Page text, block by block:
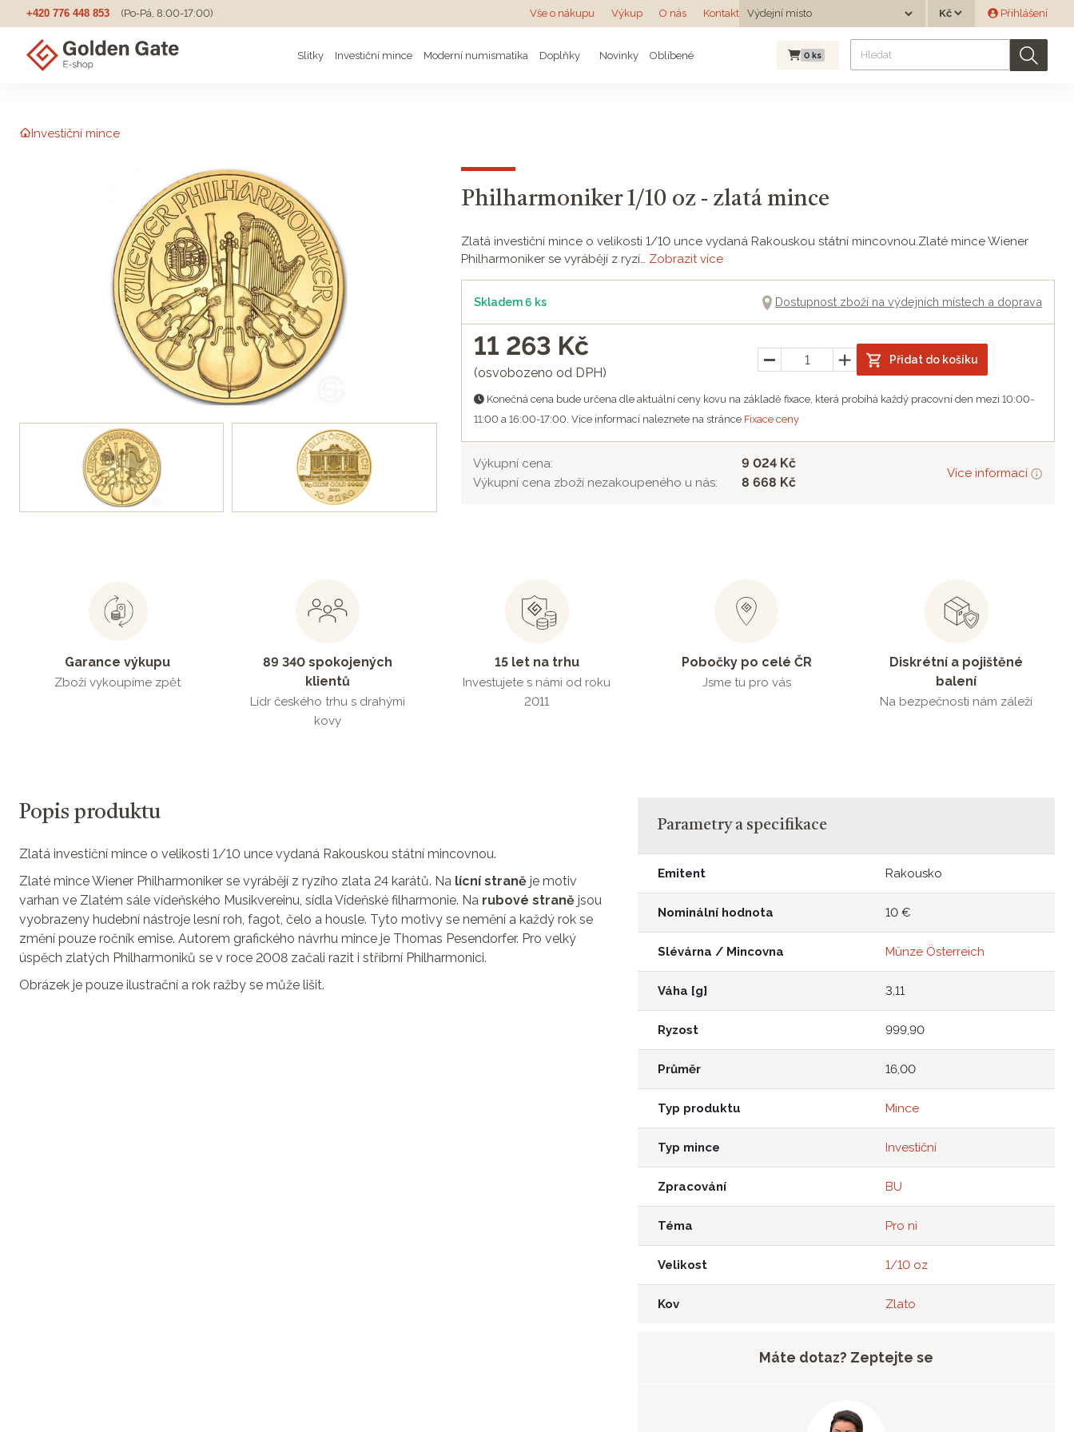
+420 776 448 853 (Po-Pá, 8:00-17:00) Vše o nákupu Výkup O nás Kontakt Výdejní místo
Výdejní místo
Měna Přihlášení
Slitky Investiční mince Moderní numismatika Doplňky Novinky Oblíbené 0 ks
Investiční mince
Philharmoniker 1/10 oz - zlatá mince
Zlatá investiční mince o velikosti 1/10 unce vydaná Rakouskou státní mincovnou.Zlaté mince Wiener
Philharmoniker se vyrábějí z ryzí… Zobrazit více
Skladem 6 ks Dostupnost zboží na výdejních místech a doprava
11 263 Kč
(osvobozeno od DPH)
Přidat do košíku
Konečná cena bude určena dle aktuální ceny kovu na základě fixace, která probíhá každý pracovní den mezi 10:00-
11:00 a 16:00-17:00. Více informací naleznete na stránce Fixace ceny
Výkupní cena: 9 024 Kč
Výkupní cena zboží nezakoupeného u nás: 8 668 Kč
Více informací
Garance výkupu
Zboží vykoupíme zpět
89 340 spokojených
klientů
Lídr českého trhu s drahými
kovy
15 let na trhu
Investujete s námi od roku
2011
Pobočky po celé ČR
Jsme tu pro vás
Diskrétní a pojištěné
balení
Na bezpečnosti nám záleží
Popis produktu
Zlatá investiční mince o velikosti 1/10 unce vydaná Rakouskou státní mincovnou.
Zlaté mince Wiener Philharmoniker se vyrábějí z ryzího zlata 24 karátů. Na lícní straně je motiv
varhan ve Zlatém sále vídeňského Musikvereinu, sídla Vídeňské filharmonie. Na rubové straně jsou
vyobrazeny hudební nástroje lesní roh, fagot, čelo a housle. Tyto motivy se nemění a každý rok se
změní pouze ročník emise. Autorem grafického návrhu mince je Thomas Pesendorfer. Pro velký
úspěch zlatých Philharmoniků se v roce 2008 začali razit i stříbrní Philharmonici.
Obrázek je pouze ilustrační a rok ražby se může lišit.
Parametry a specifikace
Emitent Rakousko
Nominální hodnota 10 €
Slévárna / Mincovna Münze Österreich
Váha [g] 3,11
Ryzost 999,90
Průměr 16,00
Typ produktu Mince
Typ mince Investiční
Zpracování BU
Téma Pro ni
Velikost 1/10 oz
Kov Zlato
Máte dotaz? Zeptejte se